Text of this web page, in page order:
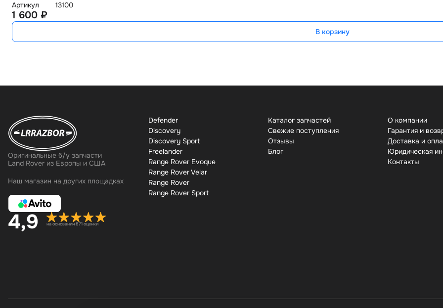
Артикул
13100
1 600 ₽
В корзину
Оригинальные б/у запчасти
Land Rover из Европы и США
Наш магазин на других площадках
4,9 на основании 871 оценки
Defender
Discovery
Discovery Sport
Freelander
Range Rover Evoque
Range Rover Velar
Range Rover
Range Rover Sport
Каталог запчастей
Свежие поступления
Отзывы
Бло
О компании
Гарантия и
Доставка и
Юридическая
Контакты